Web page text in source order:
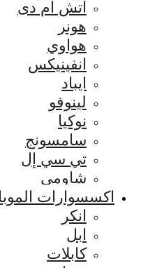
اتش ام دى
هونر
هواوي
انفينيكس
ايباد
لينوفو
نوكيا
سامسونج
تي سي إل
شاومي
اكسسوارات
انكر
ابل
كابلات